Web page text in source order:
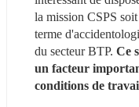
la mission CSPS
terme
du secteur BTP. Ce
un facteur
conditions de